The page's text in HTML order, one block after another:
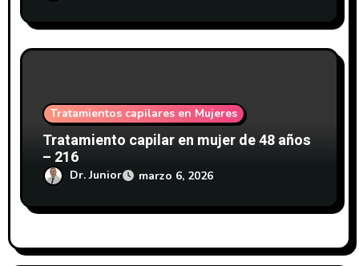
Tratamientos capilares en Mujeres
Tratamiento capilar en mujer de 48 años
– 216
Dr. Junior marzo 6, 2026